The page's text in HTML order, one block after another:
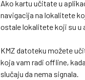
Ako kartu učitate u
navigacija na lokalitete
ostale lokalitete koji su u
KMZ datoteku možete
koja vam radi offline,
slučaju da nema signala.